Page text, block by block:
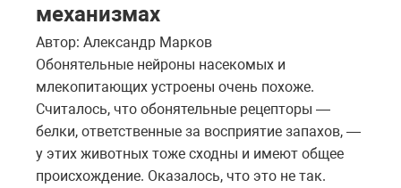
механизмах
Автор: Александр Марков
Обонятельные нейроны насекомых и
млекопитающих устроены очень похоже.
Считалось, что обонятельные рецепторы —
белки, ответственные за восприятие запахов, —
у этих животных тоже сходны и имеют общее
происхождение. Оказалось, что это не так.